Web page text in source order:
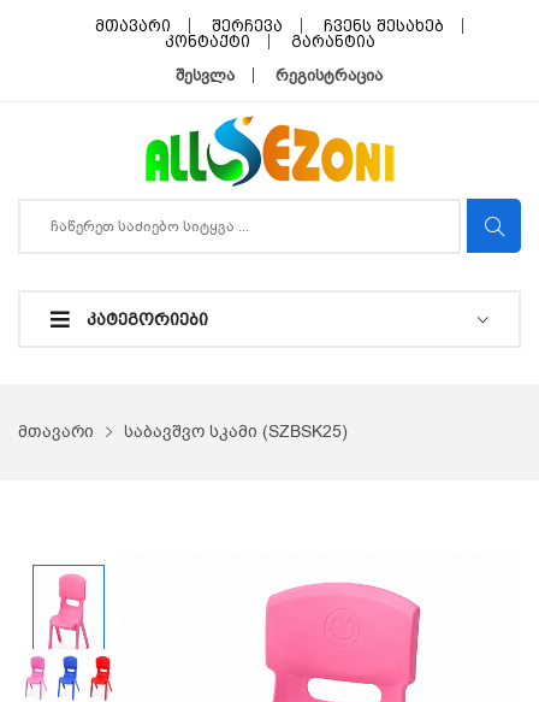
მთავარი შერჩევა
ჩვენს შესახებ
კონტაქტი
გარანტია
შესვლა რეგისტრაცია
ᲙᲐᲢᲔᲒᲝᲠᲘᲔᲑᲘ
მთავარი საბავშვო სკამი (SZBSK25)